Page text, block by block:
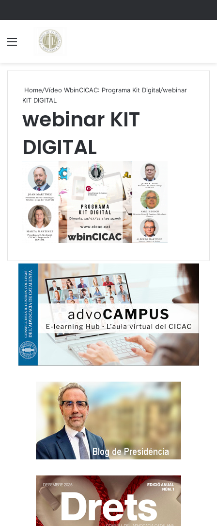
Home/Vídeo WbinCICAC: Programa Kit Digital/webinar
KIT DIGITAL
webinar KIT
DIGITAL